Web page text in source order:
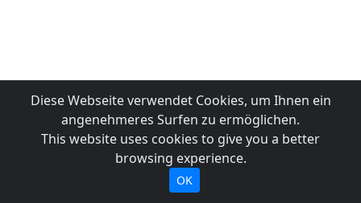
Diese Webseite verwendet Cookies, um Ihnen ein
angenehmeres Surfen zu ermöglichen.
This website uses cookies to give you a better
browsing experience.
OK